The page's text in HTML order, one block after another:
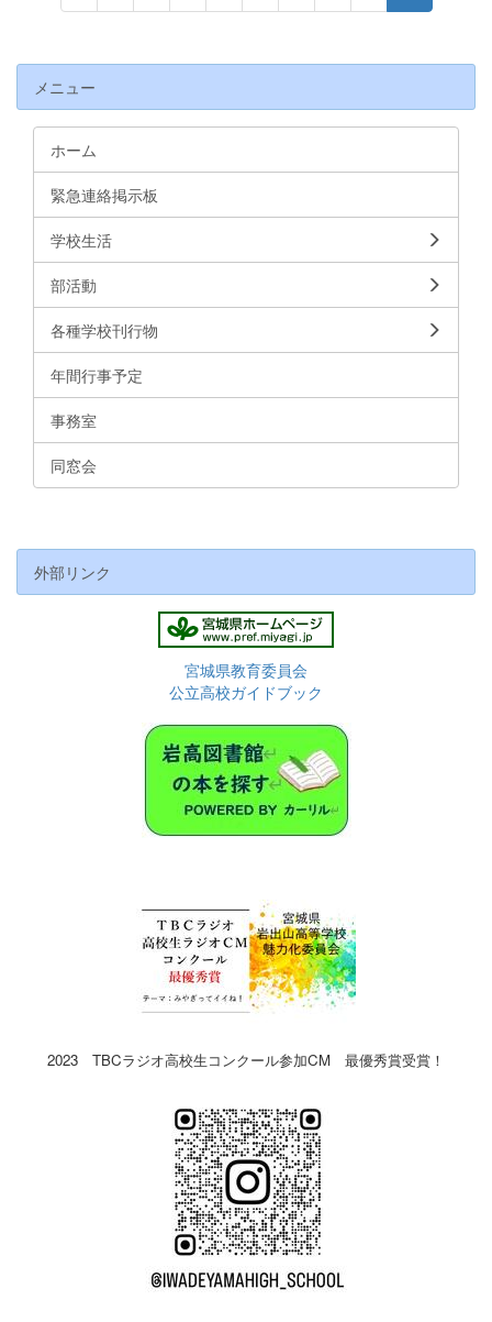
メニュー
ホーム
緊急連絡掲示板
学校生活
部活動
各種学校刊行物
年間行事予定
事務室
同窓会
外部リンク
宮城県教育委員会
公立高校ガイドブック
2023 TBCラジオ高校生コンクール参加CM 最優秀賞受賞！